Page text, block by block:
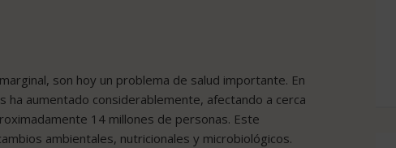
son hoy un problema de salud importante. En
ha aumentado considerablemente, afectando a cerca
14 millones de personas. Este
ambientales, nutricionales y microbiológicos.